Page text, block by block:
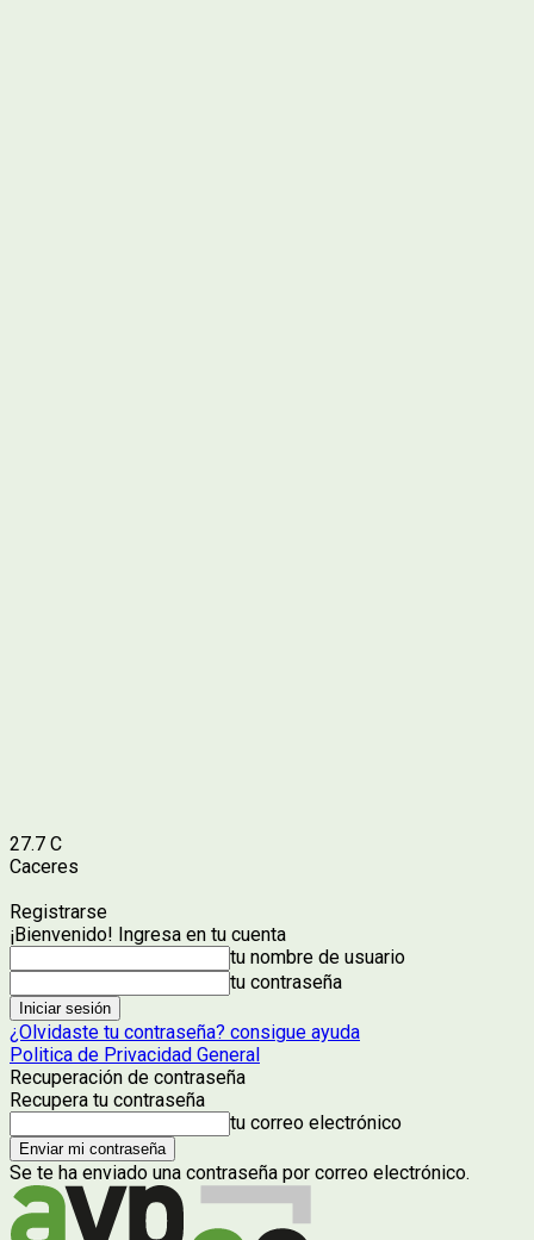
27.7 C
Caceres
Registrarse
¡Bienvenido! Ingresa en tu cuenta
tu nombre de usuario
tu contraseña
¿Olvidaste tu contraseña? consigue ayuda
Politica de Privacidad General
Recuperación de contraseña
Recupera tu contraseña
tu correo electrónico
Se te ha enviado una contraseña por correo electrónico.